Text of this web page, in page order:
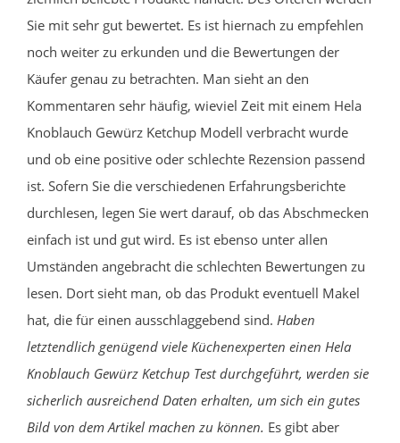
Sie mit sehr gut bewertet. Es ist hiernach zu empfehlen
noch weiter zu erkunden und die Bewertungen der
Käufer genau zu betrachten. Man sieht an den
Kommentaren sehr häufig, wieviel Zeit mit einem Hela
Knoblauch Gewürz Ketchup Modell verbracht wurde
und ob eine positive oder schlechte Rezension passend
ist. Sofern Sie die verschiedenen Erfahrungsberichte
durchlesen, legen Sie wert darauf, ob das Abschmecken
einfach ist und gut wird. Es ist ebenso unter allen
Umständen angebracht die schlechten Bewertungen zu
lesen. Dort sieht man, ob das Produkt eventuell Makel
hat, die für einen ausschlaggebend sind. Haben
letztendlich genügend viele Küchenexperten einen Hela
Knoblauch Gewürz Ketchup Test durchgeführt, werden sie
sicherlich ausreichend Daten erhalten, um sich ein gutes
Bild von dem Artikel machen zu können. Es gibt aber